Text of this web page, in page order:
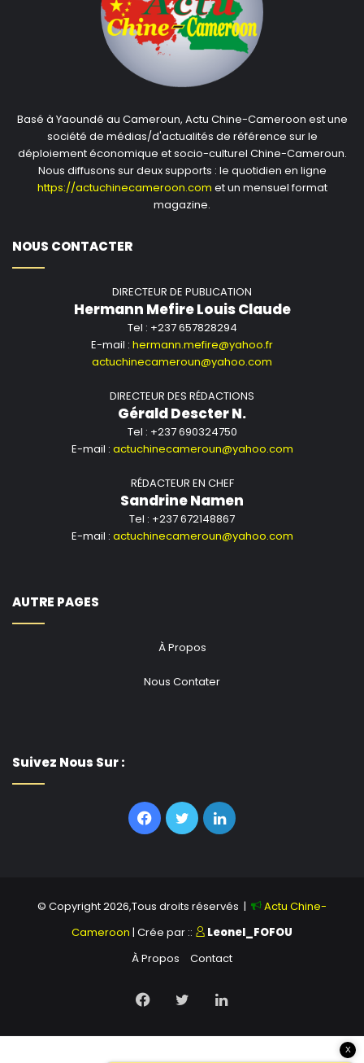
Basé à Yaoundé au Cameroun, Actu Chine-Cameroon est une
société de médias/d'actualités de référence sur le
déploiement économique et socio-culturel Chine-Cameroun.
Nous diffusons sur deux supports : le quotidien en ligne
https://actuchinecameroon.com et un mensuel format
magazine.
NOUS CONTACTER
DIRECTEUR DE PUBLICATION
Hermann Mefire Louis Claude
Tel : +237 657828294
E-mail : hermann.mefire@yahoo.fr
actuchinecameroun@yahoo.com
DIRECTEUR DES RÉDACTIONS
Gérald Descter N.
Tel : +237 690324750
E-mail : actuchinecameroun@yahoo.com
RÉDACTEUR EN CHEF
Sandrine Namen
Tel : +237 672148867
E-mail : actuchinecameroun@yahoo.com
AUTRE PAGES
À Propos
Nous Contater
Suivez Nous Sur :
Facebook
TwitterLinkedin
© Copyright 2026,Tous droits réservés |
Actu Chine-
Cameroon | Crée par ::
Leonel_FOFOU
À Propos
Contact
Facebook
TwitterLinkedin
X